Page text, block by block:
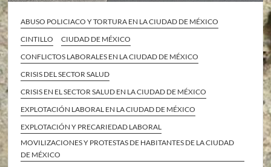
ABUSO POLICIACO Y TORTURA EN LA CIUDAD DE MÉXICO
CINTILLO
CIUDAD DE MÉXICO
CONFLICTOS LABORALES EN LA CIUDAD DE MÉXICO
CRISIS DEL SECTOR SALUD
CRISIS EN EL SECTOR SALUD EN LA CIUDAD DE MÉXICO
EXPLOTACIÓN LABORAL EN LA CIUDAD DE MÉXICO
EXPLOTACIÓN Y PRECARIEDAD LABORAL
MOVILIZACIONES Y PROTESTAS DE HABITANTES DE LA CIUDAD
DE MÉXICO